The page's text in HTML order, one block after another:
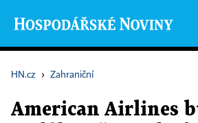
HN.cz › Zahraniční
American Airlines